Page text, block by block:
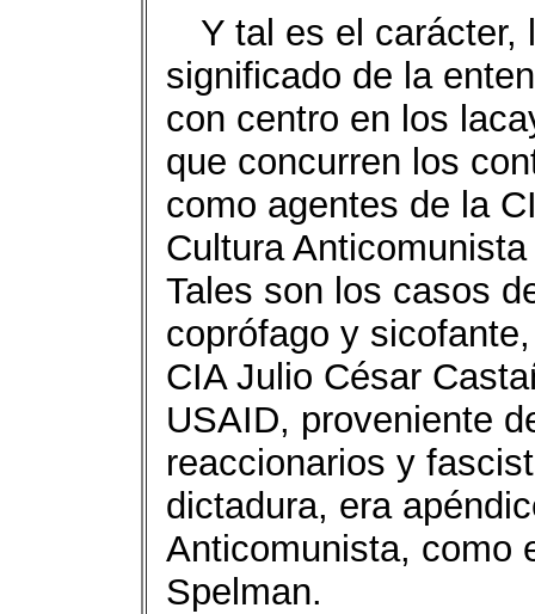
Y tal es el carácter,
significado de la
con centro en los
que concurren los
como agentes de la
Cultura
Tales son los casos
coprófago y
CIA Julio César
USAID, proveniente
reaccionarios y
dictadura, era
Anticomunista, como
Spelman.